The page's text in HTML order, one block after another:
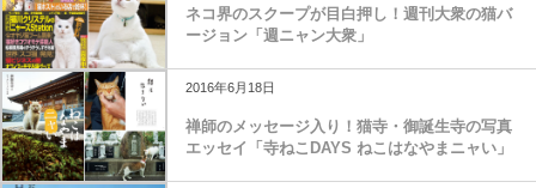
ネコ界のスクープが目白押し！週刊大衆の猫バ
ージョン「週ニャン大衆」
2016年6月18日
禅師のメッセージ入り！猫寺・御誕生寺の写真
エッセイ「寺ねこDAYS ねこはなやまニャい」